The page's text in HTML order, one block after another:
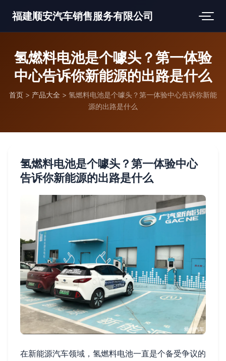
福建顺安汽车销售服务有限公司
氢燃料电池是个噱头？第一体验
中心告诉你新能源的出路是什么
首页 > 产品大全 > 氢燃料电池是个噱头？第一体验中心告诉你新能
源的出路是什么
氢燃料电池是个噱头？第一体验中心
告诉你新能源的出路是什么
在新能源汽车领域，氢燃料电池一直是个备受争议的